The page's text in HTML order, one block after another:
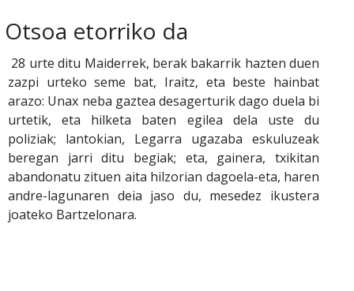
Otsoa etorriko da
28 urte ditu Maiderrek, berak bakarrik hazten duen
zazpi urteko seme bat, Iraitz, eta beste hainbat
arazo: Unax neba gaztea desagerturik dago duela bi
urtetik, eta hilketa baten egilea dela uste du
poliziak; lantokian, Legarra ugazaba eskuluzeak
beregan jarri ditu begiak; eta, gainera, txikitan
abandonatu zituen aita hilzorian dagoela-eta, haren
andre-lagunaren deia jaso du, mesedez ikustera
joateko Bartzelonara.